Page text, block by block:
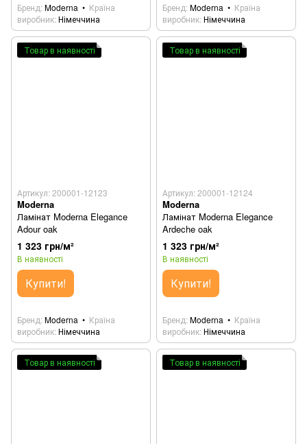
Бренд Moderna
Країна
виробник Німеччина
Бренд Moderna
Країна
виробник Німеччина
Товар в наявності
Артикул: 200001-12123
Moderna
Ламінат Moderna Elegance
Adour oak
1 323 грн/м²
В наявності
Купити!
Бренд Moderna
Країна
виробник Німеччина
Товар в наявності
Артикул: 200001-12124
Moderna
Ламінат Moderna Elegance
Ardeche oak
1 323 грн/м²
В наявності
Купити!
Бренд Moderna
Країна
виробник Німеччина
Товар в наявності Товар в наявності